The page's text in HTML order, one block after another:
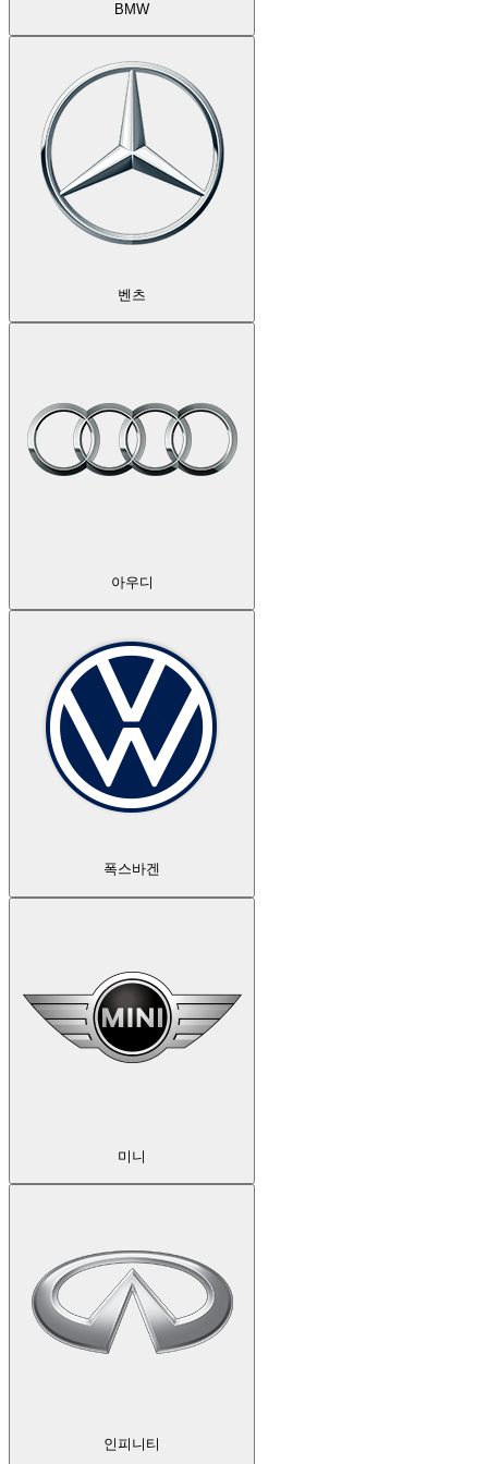
BMW
벤츠
아우디
폭스바겐
미니
인피니티